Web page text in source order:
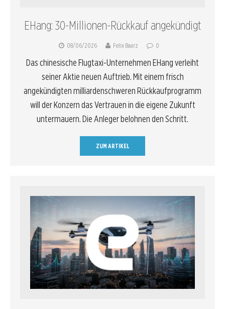
EHang: 30-Millionen-Rückkauf angekündigt
08/06/2026 Felix Baarz 0
Das chinesische Flugtaxi-Unternehmen EHang verleiht
seiner Aktie neuen Auftrieb. Mit einem frisch
angekündigten milliardenschweren Rückkaufprogramm
will der Konzern das Vertrauen in die eigene Zukunft
untermauern. Die Anleger belohnen den Schritt.
ZUM ARTIKEL